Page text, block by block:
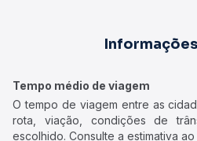
Tempo médio de viagem
O tempo de viagem entre as
rota, viação, condições de
escolhido. Consulte a estimativa